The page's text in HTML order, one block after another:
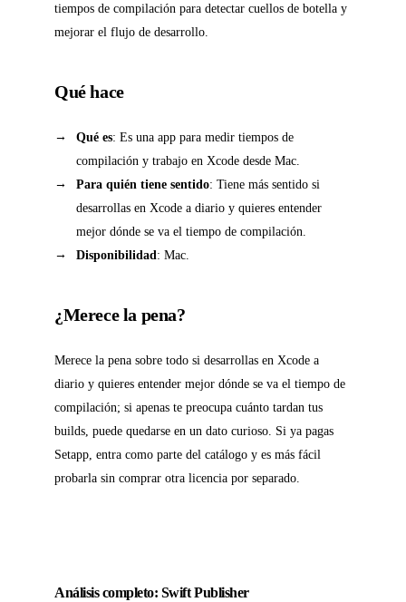
tiempos de compilación para detectar cuellos de botella y
mejorar el flujo de desarrollo.
Qué hace
Qué es: Es una app para medir tiempos de
compilación y trabajo en Xcode desde Mac.
Para quién tiene sentido: Tiene más sentido si
desarrollas en Xcode a diario y quieres entender
mejor dónde se va el tiempo de compilación.
Disponibilidad: Mac.
¿Merece la pena?
Merece la pena sobre todo si desarrollas en Xcode a
diario y quieres entender mejor dónde se va el tiempo de
compilación; si apenas te preocupa cuánto tardan tus
builds, puede quedarse en un dato curioso. Si ya pagas
Setapp, entra como parte del catálogo y es más fácil
probarla sin comprar otra licencia por separado.
Análisis completo: Swift Publisher